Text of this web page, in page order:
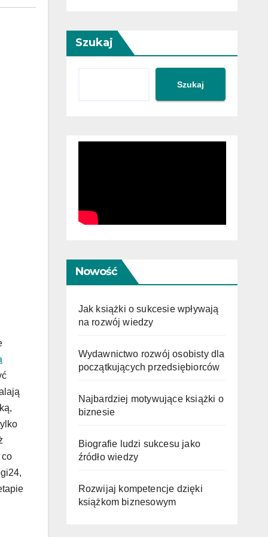
co
Szukaj
Szukaj
Nowość
Jak książki o sukcesie wpływają
na rozwój wiedzy
Wydawnictwo rozwój osobisty dla
początkujących przedsiębiorców
Najbardziej motywujące książki o
biznesie
Biografie ludzi sukcesu jako
źródło wiedzy
Rozwijaj kompetencje dzięki
książkom biznesowym